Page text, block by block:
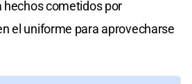
hechos cometidos por
el uniforme para aprovecharse